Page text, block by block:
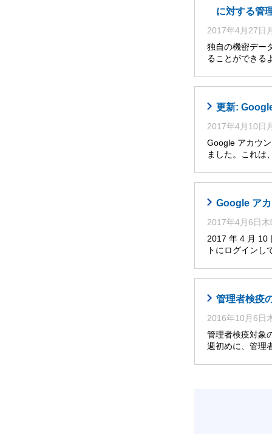
に対する管
2017年4月27日
独自の機密デー
ることができる
更新:
2017年4月10日
Google アカウ
ました。これは
Google ア
2017年4月6日木
2017 年 4 月 10
トにログイン
管理者検疫
2016年10月6日
管理者検疫対象
週初めに、管理